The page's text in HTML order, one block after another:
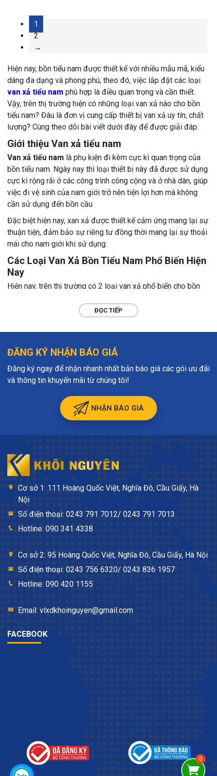
1
2
→
Hiện nay, bồn tiểu nam được thiết kế với nhiều mẫu mã, kiểu
dáng đa dạng và phong phú, theo đó, việc lắp đặt các loại
van xả tiểu nam phù hợp là điều quan trọng và cần thiết.
Vậy, trên thị trường hiện có những loại van xả nào cho bồn
tiểu nam? Đâu là đơn vị cung cấp thiết bị van xả uy tín, chất
lượng? Cùng theo dõi bài viết dưới đây để được giải đáp.
Giới thiệu Van xả tiểu nam
Van xả tiểu nam là phụ kiện đi kèm cực kì quan trọng của
bồn tiểu nam. Ngày nay thì loại thiết bị này đã được sử dụng
cực kì rộng rãi ở các công trình công cộng và ở nhà dân, giúp
việc đi vệ sinh của nam giới trở nên tiện lợi hơn mà không
cần sử dụng đến bồn cầu
Đặc biệt hiện nay, xan xả được thiết kế cảm ứng mang lại sự
thuận tiện, đảm bảo sự riêng tư đồng thời mang lại sự thoải
mái cho nam giới khi sử dụng.
Các Loại Van Xả Bồn Tiểu Nam Phổ Biến Hiện
Nay
Hiện nay, trên thị trường có 2 loại van xả phổ biến cho bồn
1. Van xả tiểu nam cảm ứng
nhấn xả. Sau khi đi vệ sinh, nước sẽ tự động xả sạch theo
Chu trình hoạt động của van xả bồn tiểu nam cảm ứng bắt
ứng phát hiện sự có mặt của người sử dụng. Thiết lập này
giúp làm ướt bồn tiểu, từ đó khiến nước tiểu không bám lên
khỏi vùng cảm ứng, hệ thống sẽ tự động xả nước thêm một
lần nữa. Từ đó giúp bồn tiểu hoàn toàn sạch sẽ.
Van xả tiểu nam cảm ứng
Van xả tiểu nam nhấn
Đây là kiểu van cơ truyền thống được sử dụng từ khi sản
phẩm bồn tiểu nam ra đời. Ưu điểm của loại van xả này là tiết
kiệm chi phí lắp đặt. Trong trường hợp khi thay thế hay sửa
chữa cũng không mất quá nhiều kinh phí. Tuy nhiên, loại van
nhấn tay này có một số nhược điểm sau:
Phải dùng tay ấn nút nếu muốn xả nước.
ĐỌC TIẾP
ĐĂNG KÝ NHẬN BÁO GIÁ
Đăng ký ngay để nhận nhanh nhất bản báo giá các gói ưu đãi
và thông tin khuyến mãi từ chúng tôi!
NHẬN BÁO GIÁ
Cơ sở 1: 111 Hoàng Quốc Việt, Nghĩa Đô, Cầu Giấy, Hà
Nội
Số điện thoại: 0243 791 7012/ 0243 791 7013
Hotline: 090 341 4338
Cơ sở 2: 95 Hoàng Quốc Việt, Nghĩa Đô, Cầu Giấy, Hà Nội
Số điện thoại: 0243 756 6320/ 0243 836 1957
Hotline: 090 420 1155
Email: vlxdkhoinguyen@gmail.com
FACEBOOK